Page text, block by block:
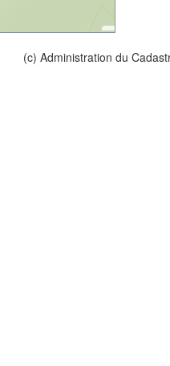
(c) Administration du